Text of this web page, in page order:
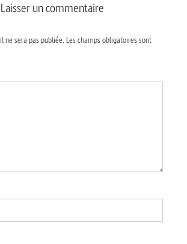
Laisser un commentaire
ne sera pas publiée. Les champs obligatoires sont